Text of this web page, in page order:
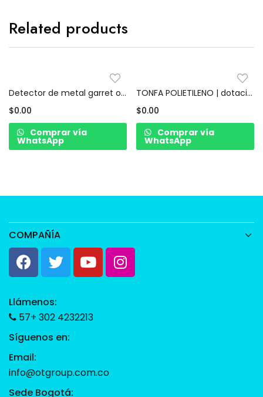
Related products
Detector de metal garret original | dotación de seguridad privada y/o guarda de seguridad
$0.00
Comprar vía
WhatsApp
TONFA POLIETILENO | dotación de seguridad privada y/o guarda de seguridad
$0.00
Comprar vía
WhatsApp
COMPAÑÍA
Llámenos:
57+ 302 4232213
Síguenos en:
Email:
info@otgroup.com.co
Sede Bogotá: